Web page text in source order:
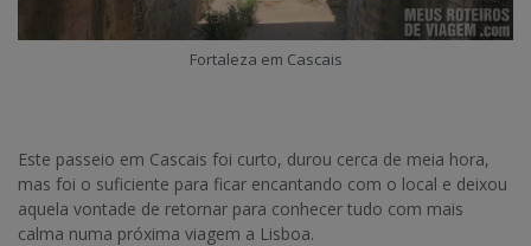
Fortaleza em Cascais
Este passeio em Cascais foi curto, durou cerca de meia hora,
mas foi o suficiente para ficar encantando com o local e deixou
aquela vontade de retornar para conhecer tudo com mais
calma numa próxima viagem a Lisboa.